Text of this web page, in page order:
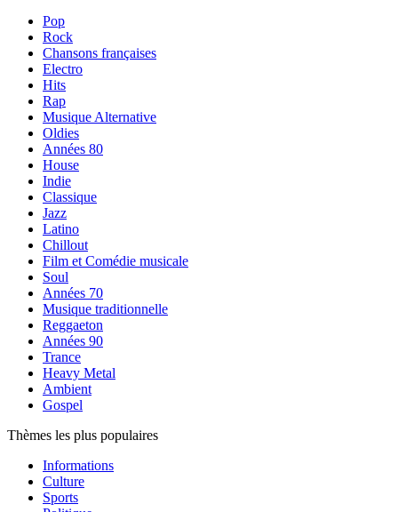
Pop
Rock
Chansons françaises
Electro
Hits
Rap
Musique Alternative
Oldies
Années 80
House
Indie
Classique
Jazz
Latino
Chillout
Film et Comédie musicale
Soul
Années 70
Musique traditionnelle
Reggaeton
Années 90
Trance
Heavy Metal
Ambient
Gospel
Thèmes les plus populaires
Informations
Culture
Sports